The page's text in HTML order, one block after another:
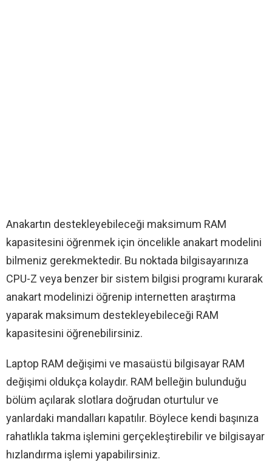
Anakartın destekleyebileceği maksimum RAM
kapasitesini öğrenmek için öncelikle anakart modelini
bilmeniz gerekmektedir. Bu noktada bilgisayarınıza
CPU-Z veya benzer bir sistem bilgisi programı kurarak
anakart modelinizi öğrenip internetten araştırma
yaparak maksimum destekleyebileceği RAM
kapasitesini öğrenebilirsiniz.
Laptop RAM değişimi ve masaüstü bilgisayar RAM
değişimi oldukça kolaydır. RAM belleğin bulunduğu
bölüm açılarak slotlara doğrudan oturtulur ve
yanlardaki mandalları kapatılır. Böylece kendi başınıza
rahatlıkla takma işlemini gerçekleştirebilir ve bilgisayar
hızlandırma işlemi yapabilirsiniz.